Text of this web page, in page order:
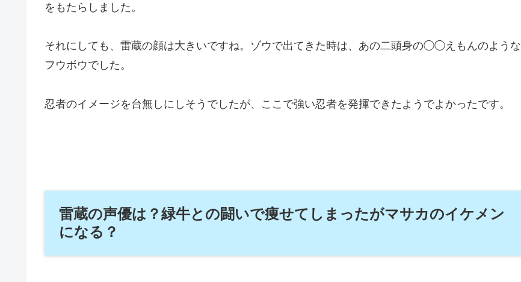
をもたらしました。
それにしても、雷蔵の顔は大きいですね。ゾウで出てきた時は、あの二頭身の◯◯えもんのような
フウボウでした。
忍者のイメージを台無しにしそうでしたが、ここで強い忍者を発揮できたようでよかったです。
雷蔵の声優は？緑牛との闘いで痩せてしまったがマサカのイケメン
になる？